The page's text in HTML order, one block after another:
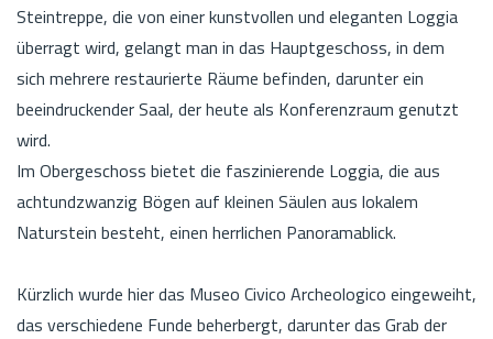
Steintreppe, die von einer kunstvollen und eleganten Loggia
überragt wird, gelangt man in das Hauptgeschoss, in dem
sich mehrere restaurierte Räume befinden, darunter ein
beeindruckender Saal, der heute als Konferenzraum genutzt
wird.
Im Obergeschoss bietet die faszinierende Loggia, die aus
achtundzwanzig Bögen auf kleinen Säulen aus lokalem
Naturstein besteht, einen herrlichen Panoramablick.
Kürzlich wurde hier das Museo Civico Archeologico eingeweiht,
das verschiedene Funde beherbergt, darunter das Grab der